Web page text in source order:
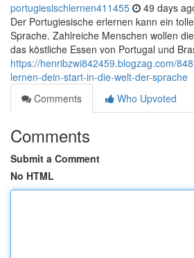
portugiesischlernen411455 49 days
Der Portugiesische erlernen kann ein
Sprache. Zahlreiche Menschen wollen
das köstliche Essen von Portugal und
https://henribzwi842459.blogzag.com/
lernen-dein-start-in-die-welt-der-sprache
Comments
Who Upvoted
Comments
Submit a Comment
No HTML